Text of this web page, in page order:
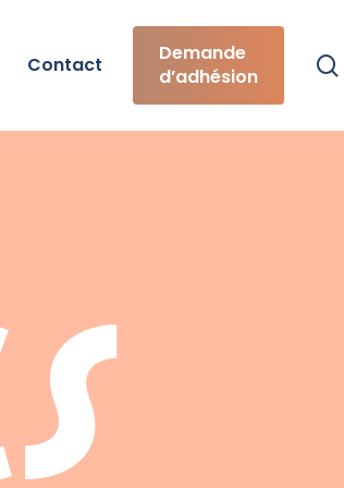
Contact
Demande
d’adhésion